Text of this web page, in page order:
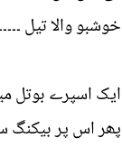
خوشبو والا تیل
ایک اسپرے بوتل
پھر اس پر بیکنگ